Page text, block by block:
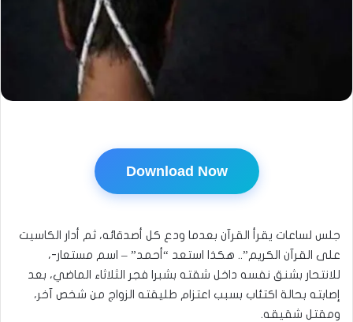
Download Now
جلس لساعات يقرأ القرآن بعدما ودع كل أصدقائه، ثم أدار الكاسيت
على القرآن الكريم”.. هكذا استعد “أحمد” – اسم مستعار-،
للانتحار بشنق نفسه داخل شقته بشبرا فجر الثلاثاء الماضي، بعد
إصابته بحالة اكتئاب بسبب اعتزام طليقته الزواج من شخص آخر،
ومقتل شقيقه.